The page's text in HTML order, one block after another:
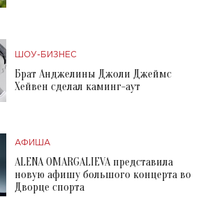
ШОУ-БИЗНЕС
Брат Анджелины Джоли Джеймс
Хейвен сделал каминг-аут
АФИША
ALENA OMARGALIEVA представила
новую афишу большого концерта во
Дворце спорта